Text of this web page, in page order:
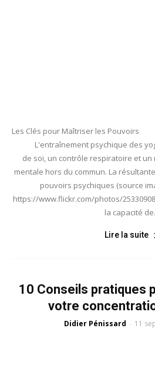
Les Clés pour Maîtriser les
L'entraînement psychique des
de soi, un contrôle respiratoire et
mentale hors du commun. La
pouvoirs psychiques (source
https://www.flickr.com/photos/
la capacité
Lire la suite
10 Conseils pratiques
votre
Didier Pénissard - 11